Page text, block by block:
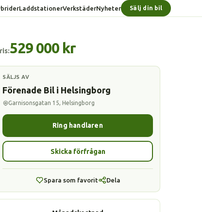
LaddstationerVerkstäderNyheter Sälj din bil
529 000 kr
SÄLJS AV
Förenade Bil i Helsingborg
Garnisonsgatan 15, Helsingborg
Ring handlaren
Skicka förfrågan
Spara som favorit Dela